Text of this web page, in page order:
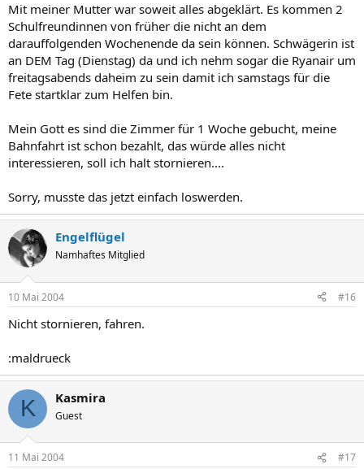
Mit meiner Mutter war soweit alles abgeklärt. Es kommen 2
Schulfreundinnen von früher die nicht an dem
darauffolgenden Wochenende da sein können. Schwägerin ist
an DEM Tag (Dienstag) da und ich nehm sogar die Ryanair um
freitagsabends daheim zu sein damit ich samstags für die
Fete startklar zum Helfen bin.
Mein Gott es sind die Zimmer für 1 Woche gebucht, meine
Bahnfahrt ist schon bezahlt, das würde alles nicht
interessieren, soll ich halt stornieren....
Sorry, musste das jetzt einfach loswerden.
Engelflügel
Namhaftes Mitglied
10 Mai 2004 #16
Nicht stornieren, fahren.
:maldrueck
K Kasmira
Guest
11 Mai 2004 #17